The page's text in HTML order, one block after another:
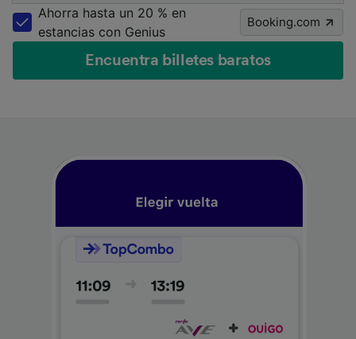
Ahorra hasta un 20 % en
estancias con Genius
Booking.com
Encuentra billetes baratos